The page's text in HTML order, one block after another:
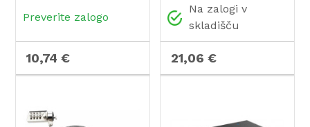
Preverite zalogo
10,74 €
Na zalogi v
skladišču
21,06 €